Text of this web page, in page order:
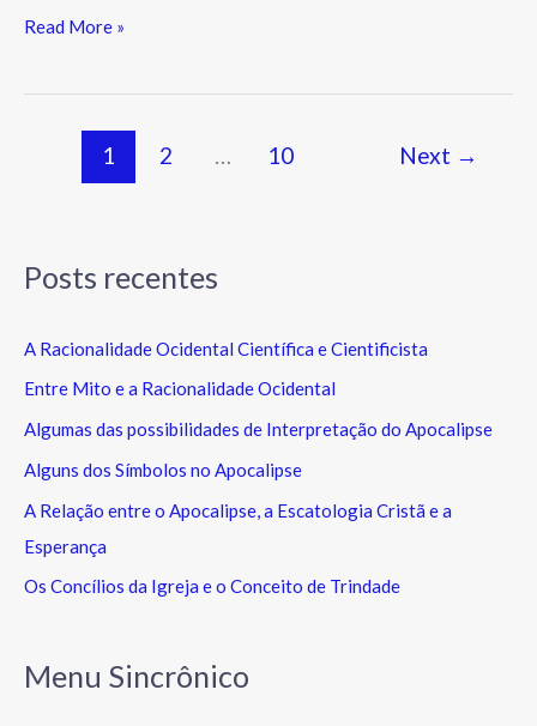
Read More »
1 2 … 10 Next →
Posts recentes
A Racionalidade Ocidental Científica e Cientificista
Entre Mito e a Racionalidade Ocidental
Algumas das possibilidades de Interpretação do Apocalipse
Alguns dos Símbolos no Apocalipse
A Relação entre o Apocalipse, a Escatologia Cristã e a
Esperança
Os Concílios da Igreja e o Conceito de Trindade
Menu Sincrônico